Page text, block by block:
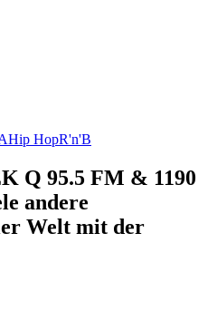
Hip HopR'n'B
Q 95.5 FM & 1190
andere
Welt mit der